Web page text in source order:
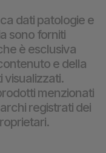
dati patologie e
sono forniti
è esclusiva
e della
visualizzati.
menzionati
registrati dei